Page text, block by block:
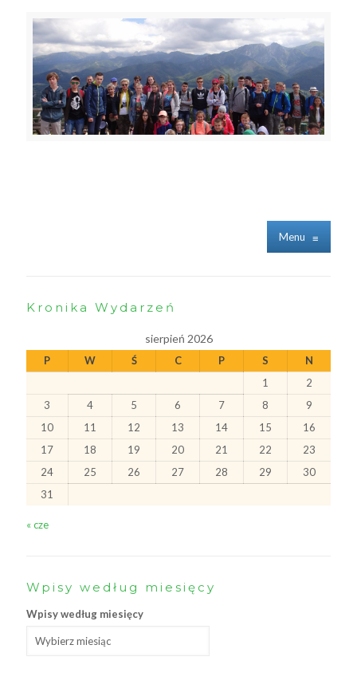
Menu ≡
Kronika Wydarzeń
sierpień 2026
P W Ś C P S
N
1
2
3
4 5 6 7 8
9
10
11 12 13 14 15
16
17
18 19 20 21 22
23
24
25 26 27 28 29
30
31
« cze
Wpisy według miesięcy
Wpisy według miesięcy